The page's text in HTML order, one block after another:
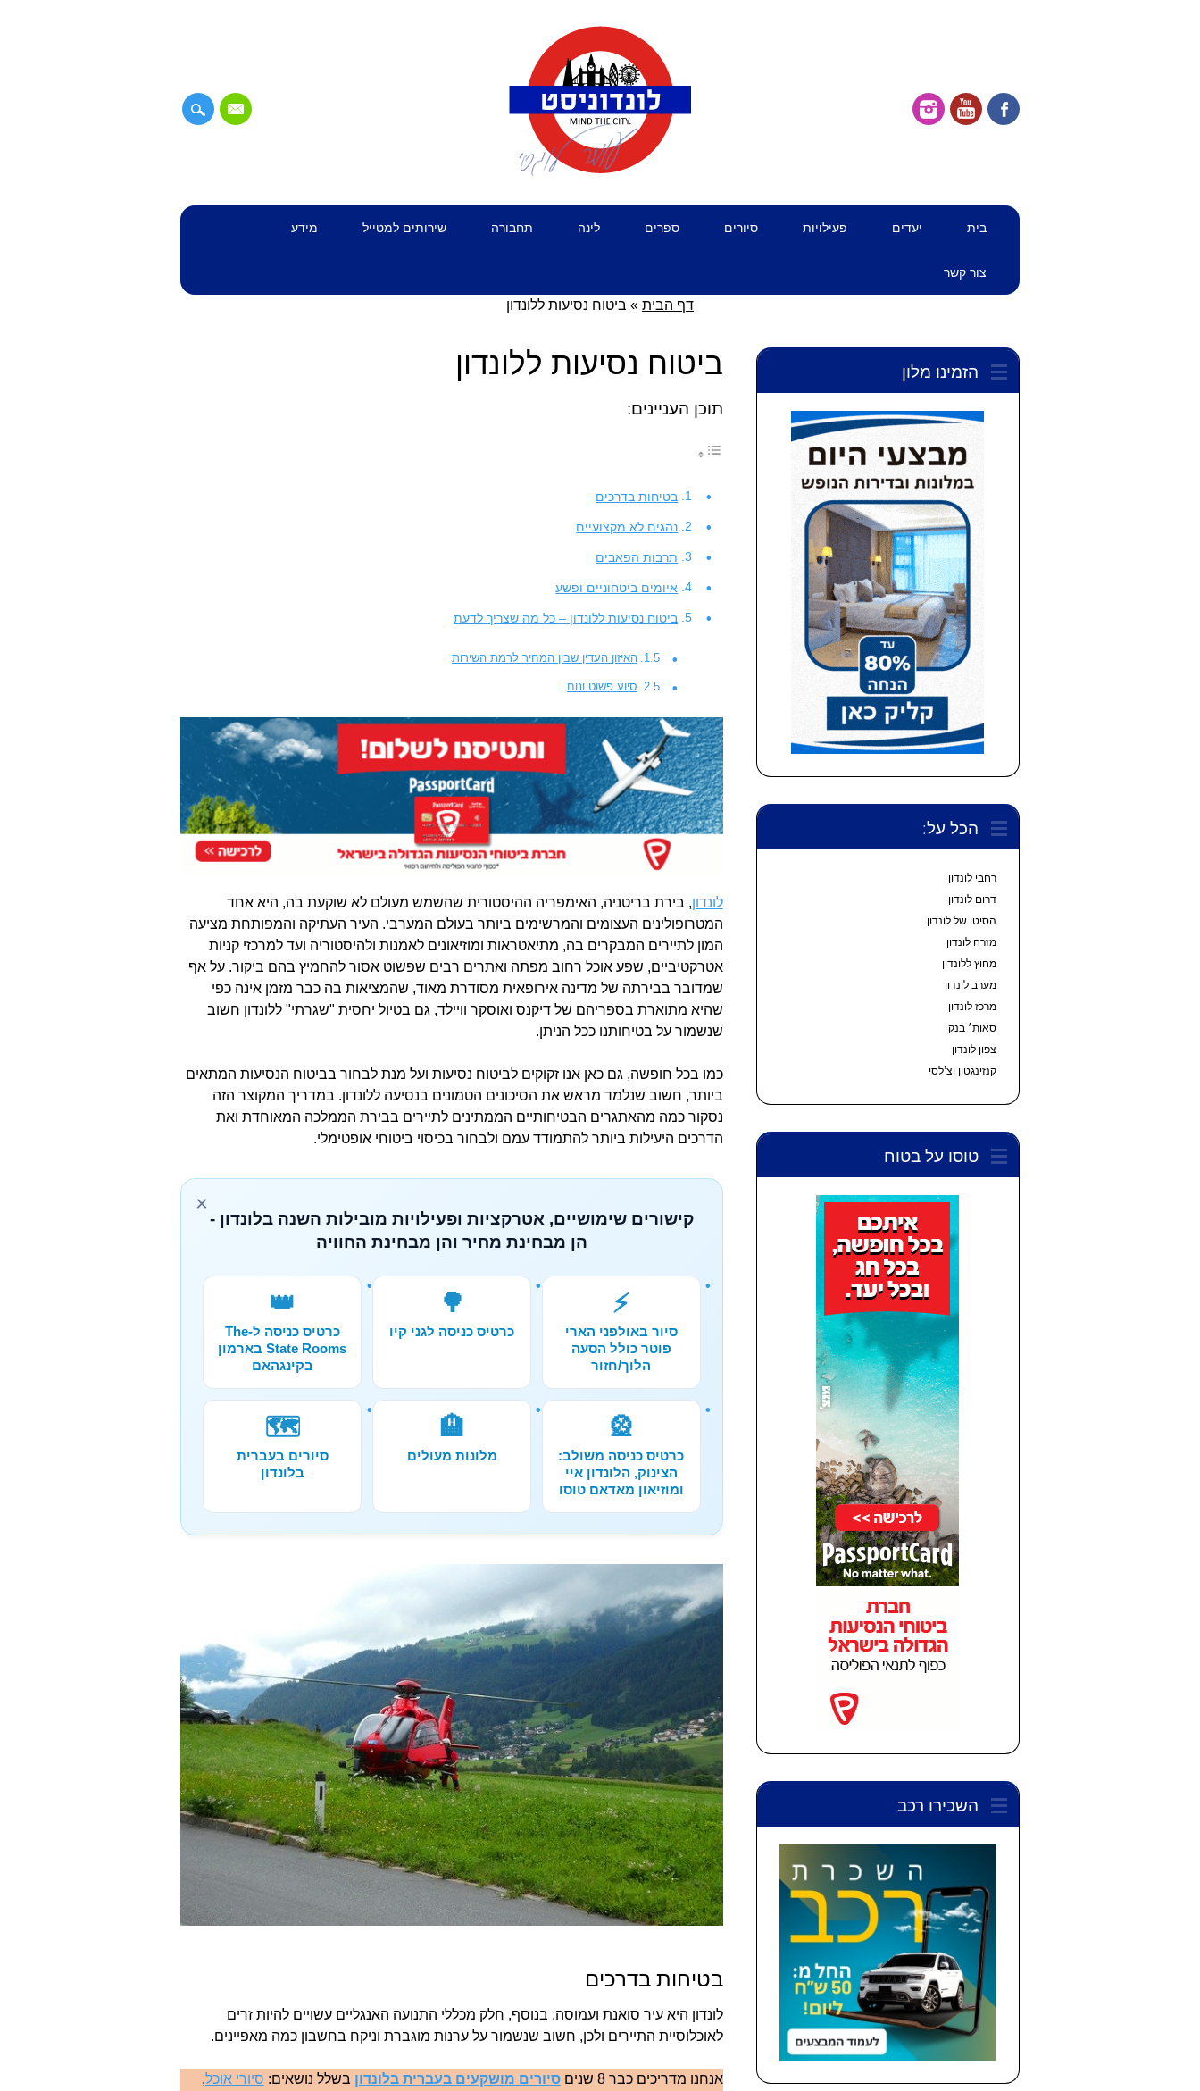
תפריט ראשי
דילוג
בית יעדים פעילויות סיורים ספרים לינה תחבורה שירותים למטייל מידע
צור קשר
דף הבית » ביטוח נסיעות ללונדון
ביטוח נסיעות ללונדון
תוכן העניינים:
בטיחות בדרכים
נהגים לא מקצועיים
תרבות הפאבים
איומים ביטחוניים ופשע
ביטוח נסיעות ללונדון – כל מה שצריך לדעת
האיזון העדין שבין המחיר לרמת השירות
סיוע פשוט ונוח
לונדון, בירת בריטניה, האימפריה ההיסטורית שהשמש מעולם לא שוקעת בה, היא אחד
המטרופולינים העצומים והמרשימים ביותר בעולם המערבי. העיר העתיקה והמפותחת מציעה
המון לתיירים המבקרים בה, מתיאטראות ומוזיאונים לאמנות ולהיסטוריה ועד למרכזי קניות
אטרקטיביים, שפע אוכל רחוב מפתה ואתרים רבים שפשוט אסור להחמיץ בהם ביקור. על אף
שמדובר בבירתה של מדינה אירופאית מסודרת מאוד, שהמציאות בה כבר מזמן אינה כפי
שהיא מתוארת בספריהם של דיקנס ואוסקר וויילד, גם בטיול יחסית "שגרתי" ללונדון חשוב
שנשמור על בטיחותנו ככל הניתן.
כמו בכל חופשה, גם כאן אנו זקוקים לביטוח נסיעות ועל מנת לבחור בביטוח הנסיעות המתאים
ביותר, חשוב שנלמד מראש את הסיכונים הטמונים בנסיעה ללונדון. במדריך המקוצר הזה
נסקור כמה מהאתגרים הבטיחותיים הממתינים לתיירים בבירת הממלכה המאוחדת ואת
הדרכים היעילות ביותר להתמודד עמם ולבחור בכיסוי ביטוחי אופטימלי.
×
קישורים שימושיים, אטרקציות ופעילויות מובילות השנה בלונדון -
הן מבחינת מחיר והן מבחינת החוויה
⚡
סיור באולפני הארי
פוטר כולל הסעה
הלוך/חזור
🌳
כרטיס כניסה לגני קיו
👑
כרטיס כניסה ל-The
State Rooms בארמון
בקינגהאם
🎡
כרטיס כניסה משולב:
הצינוק, הלונדון איי
ומוזיאון מאדאם טוסו
🏨
מלונות מעולים
🗺️
סיורים בעברית
בלונדון
בטיחות בדרכים
לונדון היא עיר סואנת ועמוסה. בנוסף, חלק מכללי התנועה האנגליים עשויים להיות זרים
לאוכלוסיית התיירים ולכן, חשוב שנשמור על ערנות מוגברת וניקח בחשבון כמה מאפיינים.
אנחנו מדריכים כבר 8 שנים סיורים מושקעים בעברית בלונדון בשלל נושאים: סיורי אוכל,
הזמינו מלון
הכל על:
רחבי לונדון
דרום לונדון
הסיטי של לונדון
מזרח לונדון
מחוץ ללונדון
מערב לונדון
מרכז לונדון
סאות׳ בנק
צפון לונדון
קנזינגטון וצ’לסי
טוסו על בטוח
השכירו רכב